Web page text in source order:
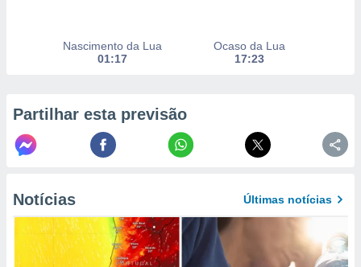
ou aceder
num
Nascimento da Lua
01:17
Ocaso da Lua
17:23
Partilhar esta previsão
Notícias Últimas notícias